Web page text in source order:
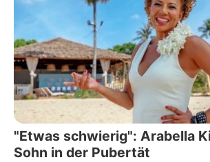
"Etwas schwierig": Arabella
Sohn in der Pubertät